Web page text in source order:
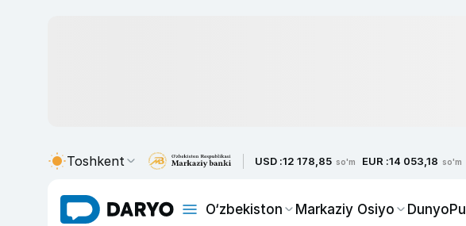
Toshkent USD :12 178,85 so'm EUR :14 053,18 so'm
O‘zbekiston Markaziy Osiyo Dunyo